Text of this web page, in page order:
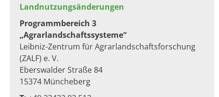
Landnutzungsänderungen
Programmbereich 3
„Agrarlandschaftssysteme“
Leibniz-Zentrum für Agrarlandschaftsforschung
(ZALF) e. V.
Eberswalder Straße 84
15374 Müncheberg​